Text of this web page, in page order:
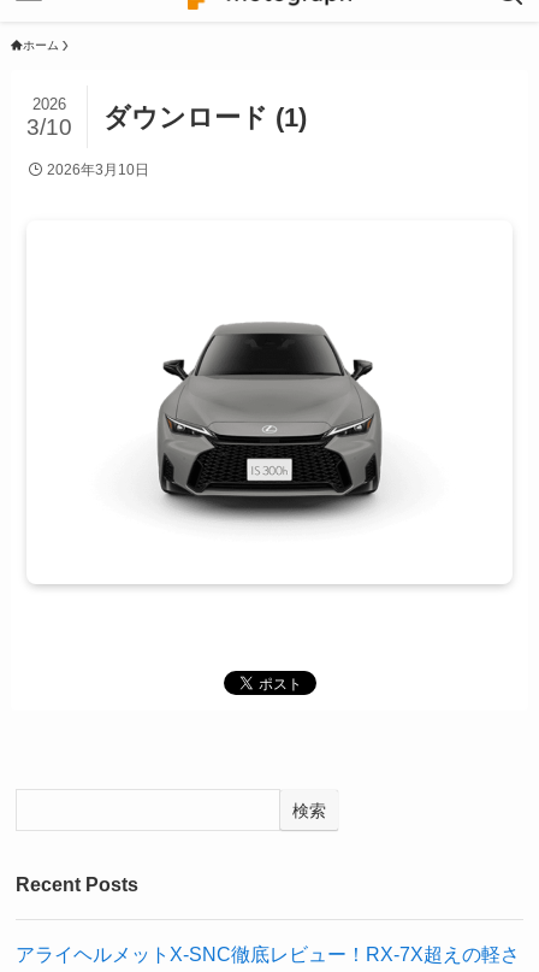
ホーム
ダウンロード (1)
2026
3/10
2026年3月10日
検索
Recent Posts
アライヘルメットX-SNC徹底レビュー！RX-7X超えの軽さ